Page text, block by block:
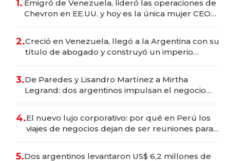
1. Emigró de Venezuela, lideró las operaciones de
Chevron en EE.UU. y hoy es la única mujer CEO
2.Creció en Venezuela, llegó a la Argentina con su
título de abogado y construyó un imperio
3.De Paredes y Lisandro Martínez a Mirtha
Legrand: dos argentinos impulsan el negocio
4.El nuevo lujo corporativo: por qué en Perú los
viajes de negocios dejan de ser reuniones para
5.Dos argentinos levantaron US$ 6,2 millones de